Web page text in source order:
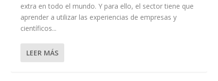
extra en todo el mundo. Y para ello, el sector tiene que
aprender a utilizar las experiencias de empresas y
científicos...
LEER MÁS